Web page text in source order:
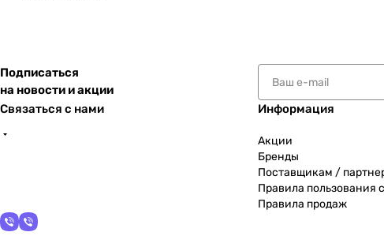
Подписаться
на новости и акции
Связаться с нами
Информация
Акции
Бренды
Поставщикам /
Правила пользования
Правила продаж